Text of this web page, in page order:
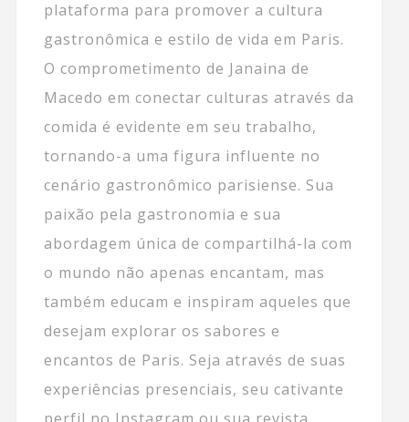
plataforma para promover a cultura
gastronômica e estilo de vida em Paris.
O comprometimento de Janaina de
Macedo em conectar culturas através da
comida é evidente em seu trabalho,
tornando-a uma figura influente no
cenário gastronômico parisiense. Sua
paixão pela gastronomia e sua
abordagem única de compartilhá-la com
o mundo não apenas encantam, mas
também educam e inspiram aqueles que
desejam explorar os sabores e
encantos de Paris. Seja através de suas
experiências presenciais, seu cativante